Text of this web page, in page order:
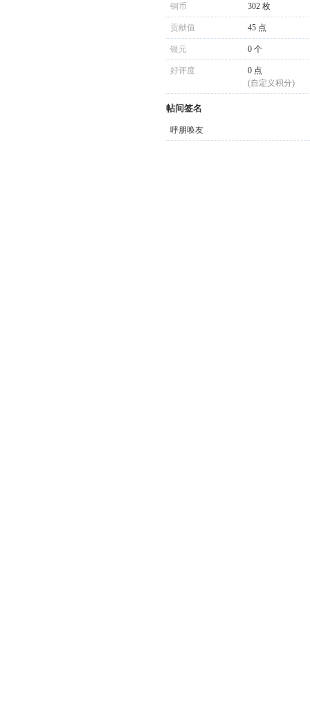
铜币 302 枚
贡献值 45 点
银元 0 个
好评度
0 点
(自定义积分)
帖间签名
呼朋唤友